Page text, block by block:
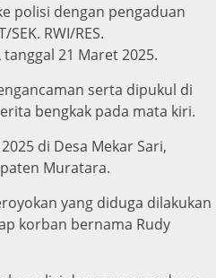
polisi dengan pengaduan
RWI/RES.
tanggal 21 Maret 2025.
serta dipukul di
bengkak pada mata kiri.
di Desa Mekar Sari,
Muratara.
yang diduga dilakukan
korban bernama Rudy